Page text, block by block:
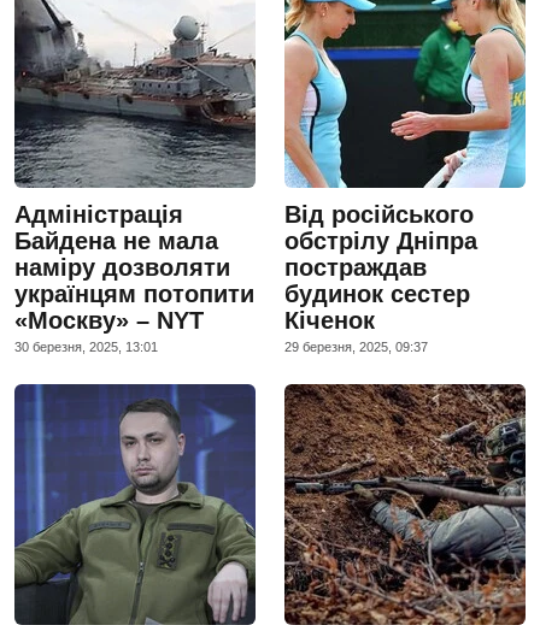
Адміністрація
Байдена не мала
наміру дозволяти
українцям потопити
«Москву» – NYT
30 березня, 2025, 13:01
Від російського
обстрілу Дніпра
постраждав
будинок сестер
Кіченок
29 березня, 2025, 09:37